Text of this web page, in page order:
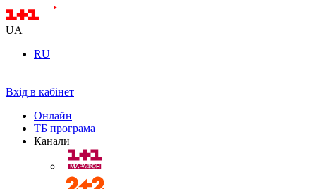
UA
RU
Вхід в кабінет
Онлайн
ТБ програма
Канали